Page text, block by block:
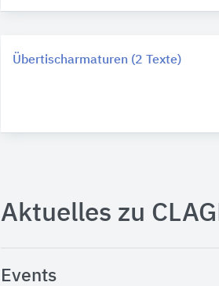
Übertischarmaturen (2 Texte)
Aktuelles zu
Events